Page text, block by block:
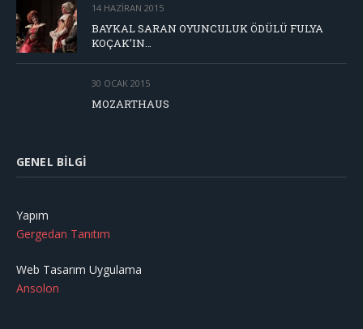
14 HAZIRAN 2015
BAYKAL SARAN OYUNCULUK ÖDÜLÜ FULYA
KOÇAK’IN…
30 OCAK 2015
MOZARTHAUS
GENEL BILGI
Yapım
Gergedan Tanıtım
Web Tasarım Uygulama
Ansolon